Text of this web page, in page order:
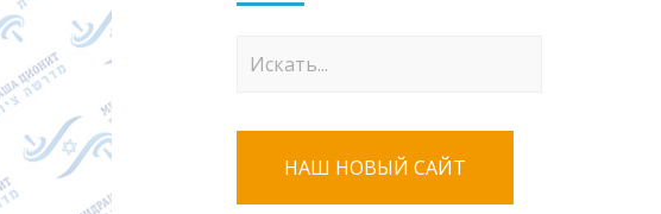
НАШ НОВЫЙ САЙТ